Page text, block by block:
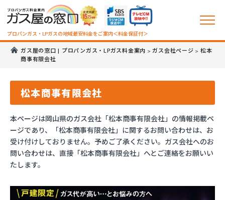
プロパンガス・LPガスの地域最安料金をご案内＜料金保証付＞
ガス屋の窓口 | プロパンガス・LPガス料金案内 >ガス会社ページ > 松本
商事有限会社
松本商事有限会社
本ページは岡山県のガス会社「松本商事有限会社」の情報掲載ペ
ージであり、「松本商事有限会社」に関するお問い合わせは、お
受け付けしておりません。予めご了承ください。ガス会社へのお
問い合わせは、直接「松本商事有限会社」へとご連絡をお願いい
たします。